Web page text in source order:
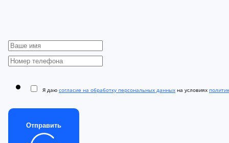
Я даю согласие на обработку персональных данных на условиях
Отправить